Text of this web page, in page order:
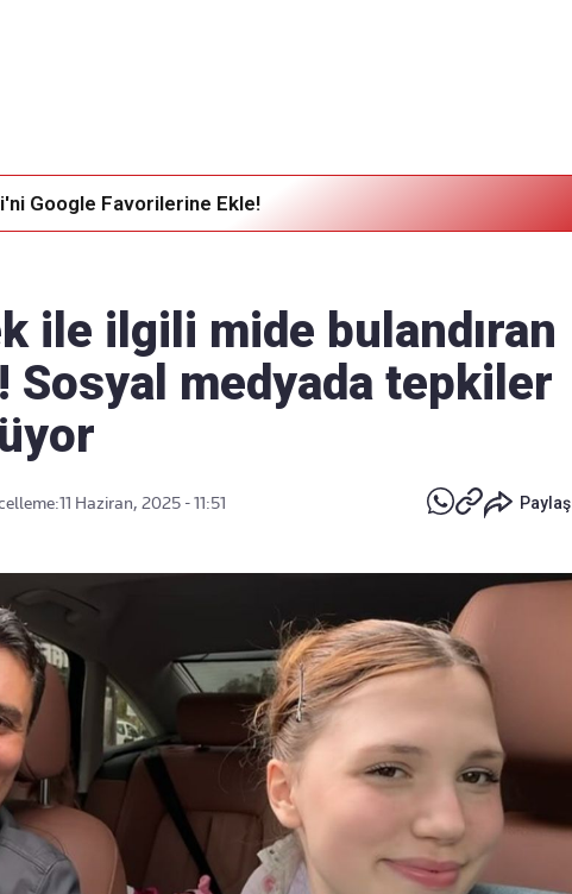
Google Favorilerine Ekle!
ile ilgili mide bulandıran
Sosyal medyada tepkiler
11 Haziran, 2025 - 11:51 Paylaş